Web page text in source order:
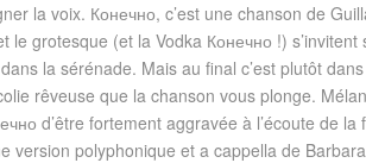
la voix. Конечно, c’est une chanson de
le grotesque (et la Vodka Конечно !) s’invitent
la sérénade. Mais au final c’est plutôt
rêveuse que la chanson vous plonge.
d’être fortement aggravée à l’écoute de la
version polyphonique et a cappella de